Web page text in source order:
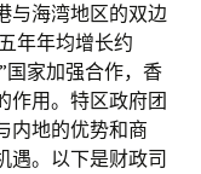
与海湾地区的双边
年年均增长约
国家加强合作，香
作用。特区政府团
内地的优势和商
遇。以下是财政司